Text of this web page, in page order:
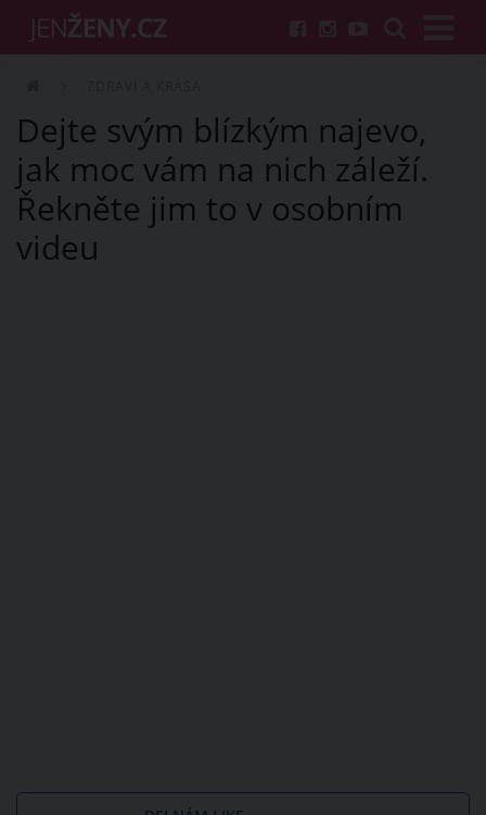
Dejte svým blízkým najevo,
jak moc vám na nich záleží.
Řekněte jim to v osobním
videu